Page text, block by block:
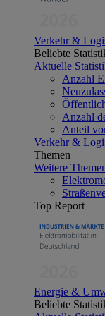
Verkehr &
Beliebte
Aktuelle
Anzahl
Anzahl
Anteil
Verkehr &
Themen
Weitere
Top Report
Energie &
Beliebte